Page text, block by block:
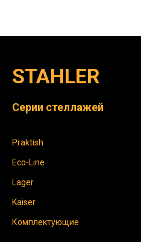
Серии стеллажей
STAHLER
Praktish
Eco-Line
Lager
Kaiser
Комплектующие